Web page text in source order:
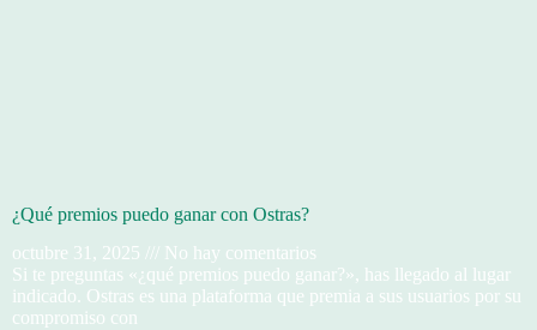
¿Qué premios puedo ganar con Ostras?
octubre 31, 2025
No hay comentarios
Si te preguntas «¿qué premios puedo ganar?», has llegado al lugar
indicado. Ostras es una plataforma que premia a sus usuarios por su
compromiso con